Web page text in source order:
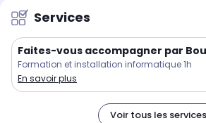
Services
Faites-vous accompagner par
Formation et installation informatique 1h
En savoir plus
Voir tous les services